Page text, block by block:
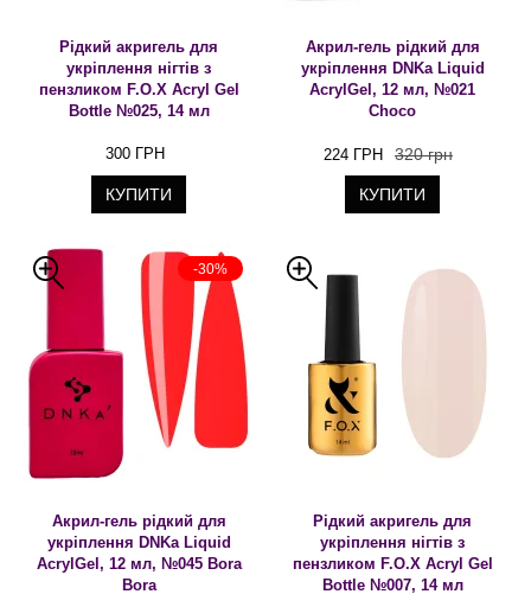
Рідкий акригель для
укріплення нігтів з
пензликом F.O.X Acryl Gel
Bottle №025, 14 мл
300 ГРН
КУПИТИ
Акрил-гель рідкий для
укріплення DNKa Liquid
AcrylGel, 12 мл, №021
Choco
224 ГРН 320 грн
КУПИТИ
-30%
Акрил-гель рідкий для
укріплення DNKa Liquid
AcrylGel, 12 мл, №045 Bora
Bora
Рідкий акригель для
укріплення нігтів з
пензликом F.O.X Acryl Gel
Bottle №007, 14 мл